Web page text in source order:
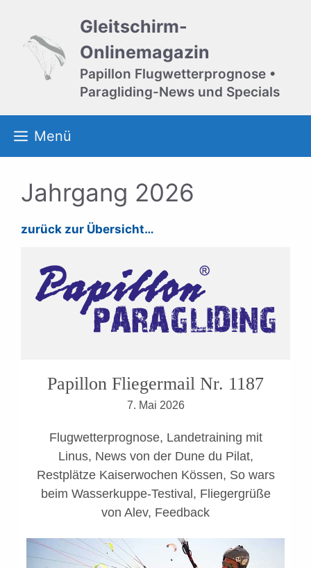
springen
Gleitschirm-
Onlinemagazin
Papillon Flugwetterprognose •
Paragliding-News und Specials
Menü
Jahrgang 2026
zurück zur Übersicht…
Papillon Fliegermail Nr. 1187
7. Mai 2026
Flugwetterprognose, Landetraining mit
Linus, News von der Dune du Pilat,
Restplätze Kaiserwochen Kössen, So wars
beim Wasserkuppe-Testival, Fliegergrüße
von Alev, Feedback